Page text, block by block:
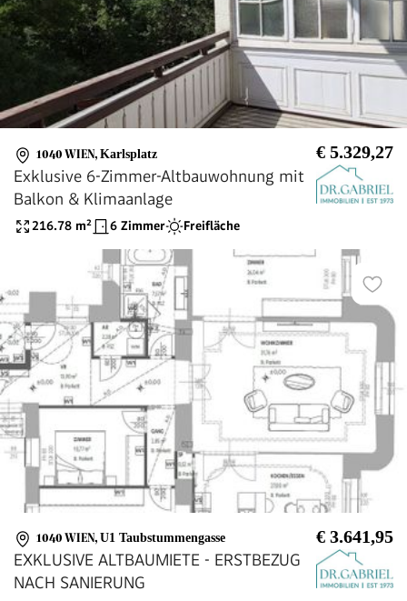
1040 WIEN, Karlsplatz € 5.329,27
Exklusive 6-Zimmer-Altbauwohnung mit
Balkon & Klimaanlage
216.78 m² 6 Zimmer Freifläche
1040 WIEN, U1 Taubstummengasse € 3.641,95
EXKLUSIVE ALTBAUMIETE - ERSTBEZUG
NACH SANIERUNG